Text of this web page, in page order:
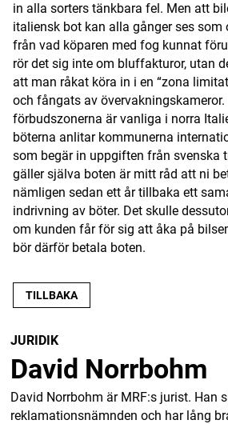
in alla sorters tänkbara fel. Men att
italiensk bot kan alla gånger ses som
från vad köparen med fog kunnat
rör det sig inte om bluffakturor, utan
att man råkat köra in i en “zona
och fångats av övervakningskameror.
förbudszonerna är vanliga i norra
böterna anlitar kommunerna
som begär in uppgiften från svenska
gäller själva boten är mitt råd att ni
nämligen sedan ett år tillbaka ett
indrivning av böter. Det skulle
om kunden får för sig att åka på
bör därför betala boten.
TILLBAKA
JURIDIK
David Norrbohm
David Norrbohm är MRF:s jurist. Han
reklamationsnämnden och har lång